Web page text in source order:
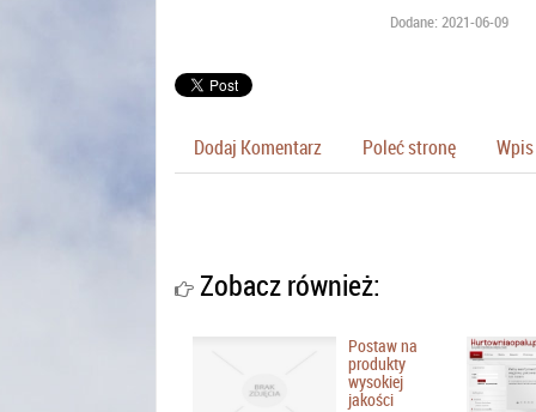
Dodane: 2021-06-09
Dodaj Komentarz Poleć stronę
Zobacz również:
Postaw na
produkty
wysokiej
jakości